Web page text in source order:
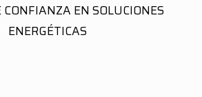
CONFIANZA EN SOLUCIONES
ENERGÉTICAS